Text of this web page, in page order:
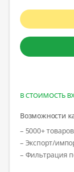
В СТОИМОСТЬ
Возможности
– 5000+
– Экспорт/
– Фильтрация